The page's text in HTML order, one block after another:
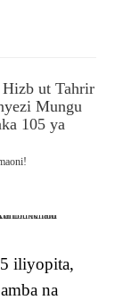
ut Tahrir
Mungu
105 ya
iliyopita,
na